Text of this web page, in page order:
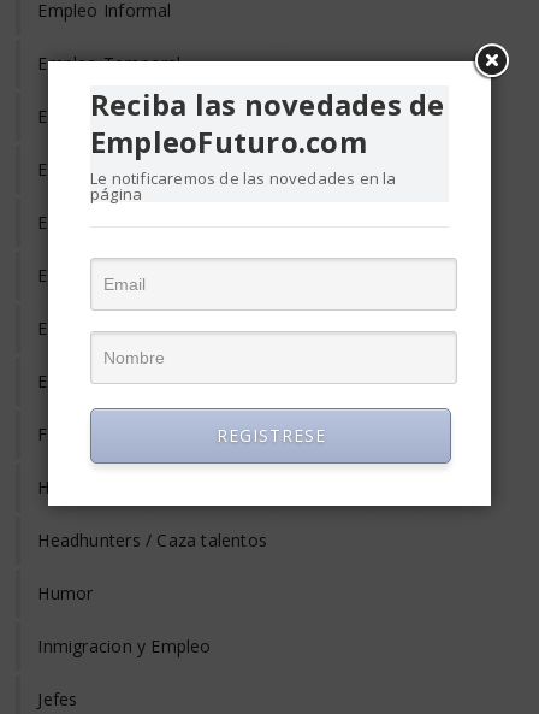
Empleo Informal
Empleo Temporal
Emprendedores
Entrevista de Trabajo
Equilibrio Vida y Trabajo
Estrés Laboral
Evaluación del Desempeño
Eventos y Conferencias de Empleo y RRHH
Formación y Adiestramiento
Habilidades Gerenciales
Headhunters / Caza talentos
Humor
Inmigracion y Empleo
Jefes
Reciba las novedades de
EmpleoFuturo.com
Le notificaremos de las novedades en la
página
REGISTRESE